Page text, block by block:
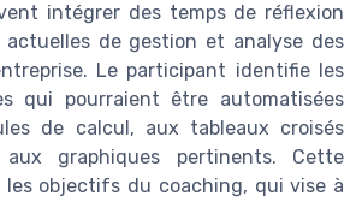
intégrer des temps de réflexion
de gestion et analyse des
Le participant identifie les
qui pourraient être automatisées
de calcul, aux tableaux croisés
graphiques pertinents. Cette
les objectifs du coaching, qui vise à